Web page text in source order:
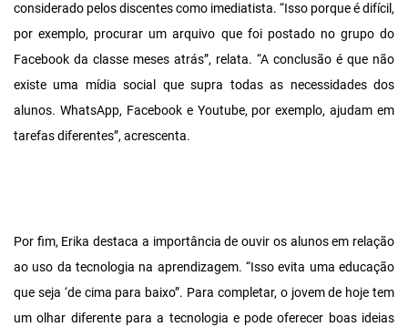
considerado pelos discentes como imediatista. “Isso porque é difícil,
por exemplo, procurar um arquivo que foi postado no grupo do
Facebook da classe meses atrás”, relata. “A conclusão é que não
existe uma mídia social que supra todas as necessidades dos
alunos. WhatsApp, Facebook e Youtube, por exemplo, ajudam em
tarefas diferentes”, acrescenta.
Por fim, Erika destaca a importância de ouvir os alunos em relação
ao uso da tecnologia na aprendizagem. “Isso evita uma educação
que seja ‘de cima para baixo”. Para completar, o jovem de hoje tem
um olhar diferente para a tecnologia e pode oferecer boas ideias